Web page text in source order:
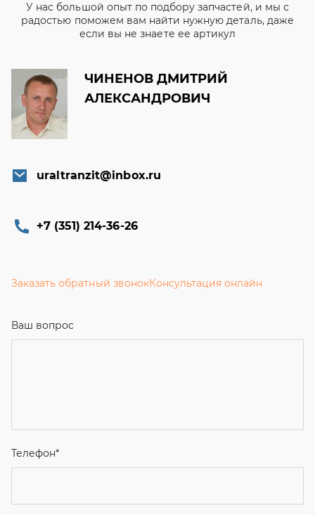
У нас большой опыт по подбору запчастей, и мы с
радостью поможем вам найти нужную деталь, даже
если вы не знаете ее артикул
ЧИНЕНОВ ДМИТРИЙ
АЛЕКСАНДРОВИЧ
uraltranzit@inbox.ru
+7 (351) 214-36-26
Заказать обратный звонокКонсультация онлайн
Ваш вопрос